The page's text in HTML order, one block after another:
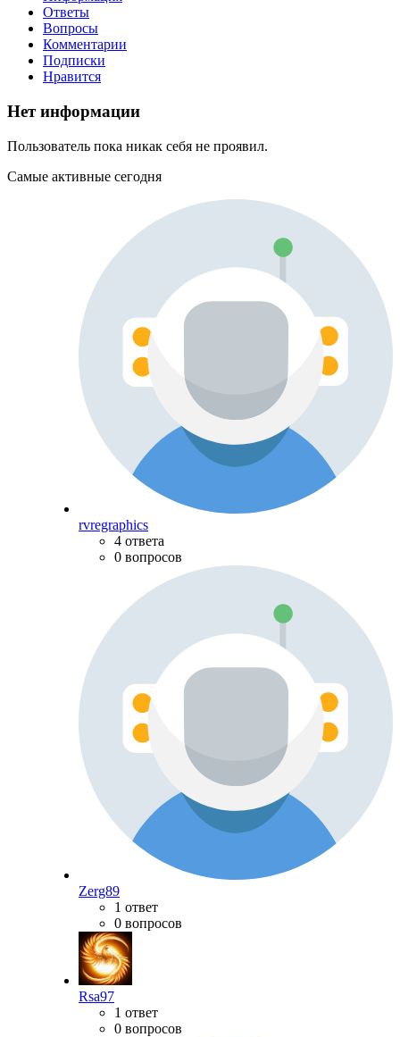
Ответы
Вопросы
Комментарии
Подписки
Нравится
Нет информации
Пользователь пока никак себя не проявил.
Самые активные сегодня
rvregraphics
4 ответа
0 вопросов
Zerg89
1 ответ
0 вопросов
Rsa97
1 ответ
0 вопросов